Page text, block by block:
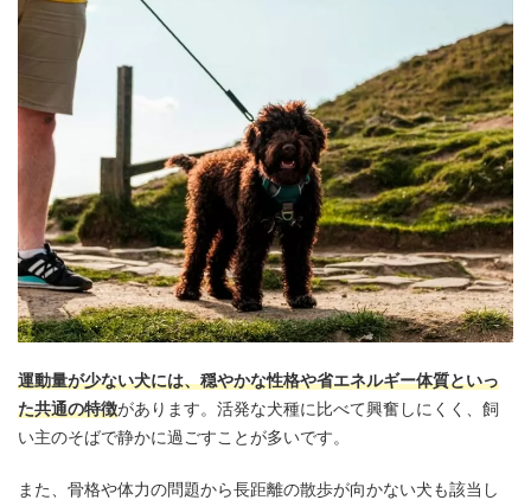
運動量が少ない犬には、穏やかな性格や省エネルギー体質といっ
た共通の特徴があります。活発な犬種に比べて興奮しにくく、飼
い主のそばで静かに過ごすことが多いです。
また、骨格や体力の問題から長距離の散歩が向かない犬も該当し